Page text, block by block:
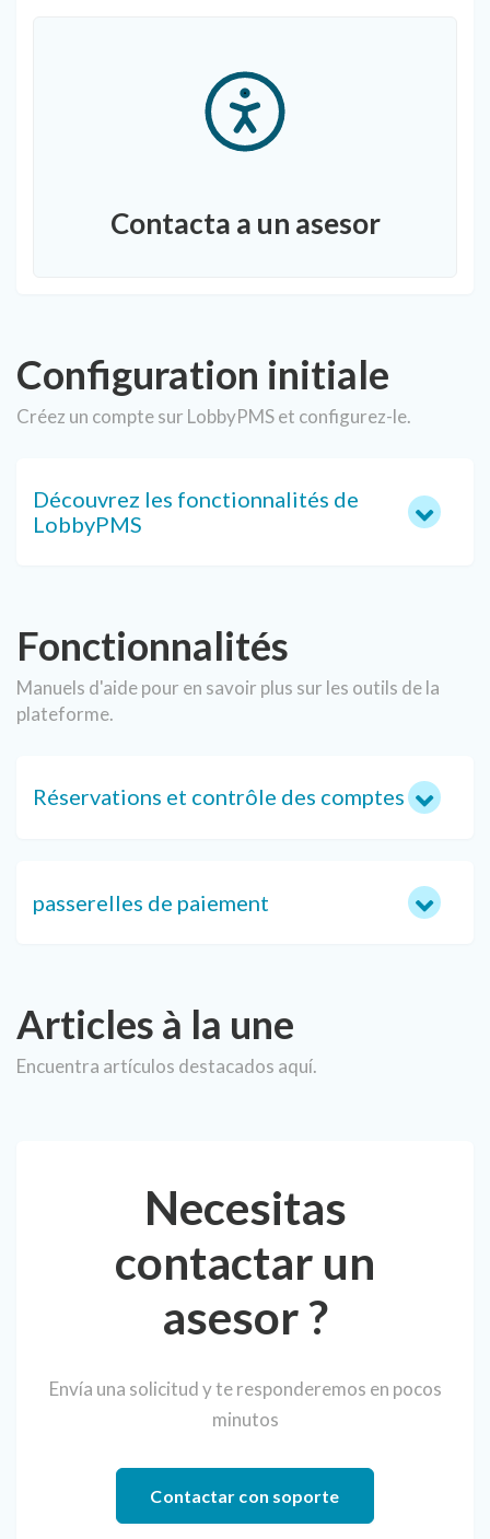
Contacta a un asesor
Configuration initiale
Créez un compte sur LobbyPMS et configurez-le.
Découvrez les fonctionnalités de
LobbyPMS
Fonctionnalités
Manuels d'aide pour en savoir plus sur les outils de la
plateforme.
Réservations et contrôle des comptes
passerelles de paiement
Articles à la une
Encuentra artículos destacados aquí.
Necesitas
contactar un
asesor ?
Envía una solicitud y te responderemos en pocos
minutos
Contactar con soporte